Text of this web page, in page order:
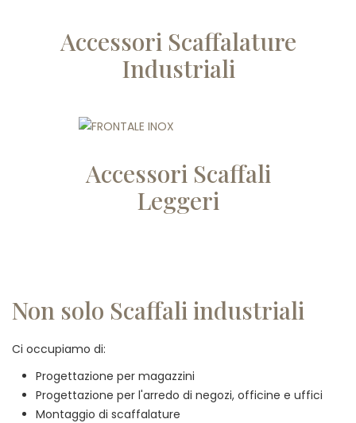
Accessori Scaffalature
Industriali
Accessori Scaffali
Leggeri
Non solo Scaffali industriali
Ci occupiamo di:
Progettazione per magazzini
Progettazione per l'arredo di negozi, officine e uffici
Montaggio di scaffalature